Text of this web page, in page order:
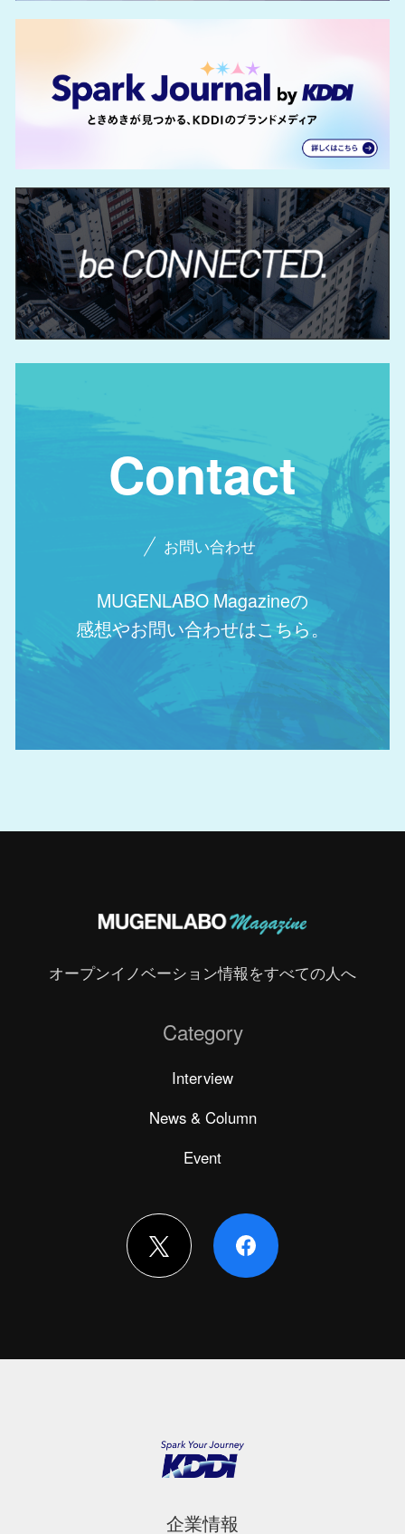
Contact
お問い合わせ
MUGENLABO Magazineの
感想やお問い合わせはこちら。
オープンイノベーション情報をすべての人へ
Category
Interview
News & Column
Event
企業情報